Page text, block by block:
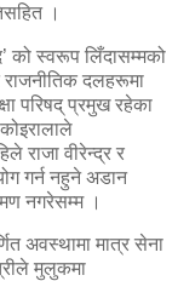
।
को स्वरूप लिँदासम्मको
राजनीतिक दलहरूमा
परिषद् प्रमुख रहेका
राजा वीरेन्द्र र
गर्न नहुने अडान
नगरेसम्म ।
अवस्थामा मात्र सेना
मुलुकमा